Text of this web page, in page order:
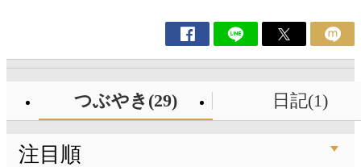
つぶやき(29) 日記(1)
注目順